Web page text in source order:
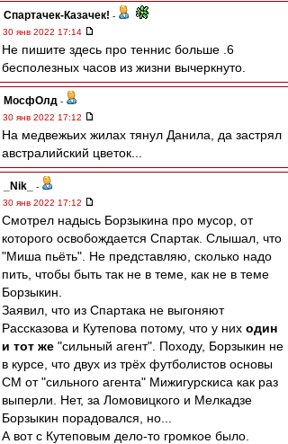
Спартачек-Казачек! -
30 янв 2022 17:14
Не пишите здесь про теннис больше .6
бесполезных часов из жизни вычеркнуто.
МосфОлд -
30 янв 2022 17:12
На медвежьих жилах тянул Данила, да застрял
австралийский цветок...
_Nik_
-
30 янв 2022 17:12
Смотрел надысь Борзыкина про мусор, от
которого освобождается Спартак. Слышал, что
"Миша пьёть". Не представляю, сколько надо
пить, чтобы быть так не в теме, как не в теме
Борзыкин.
Заявил, что из Спартака не выгоняют
Рассказова и Кутепова потому, что у них один
и тот же "сильный агент". Походу, Борзыкин не
в курсе, что двух из трёх футболистов основы
СМ от "сильного агента" Мижигурскиса как раз
выперли. Нет, за Ломовицкого и Мелкадзе
Борзыкин порадовался, но...
А вот с Кутеповым дело-то громкое было.